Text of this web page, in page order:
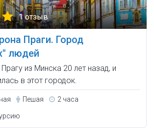
1 отзыв
Праги. Город
людей
из Минска 20 лет назад, и
в этот городок.
Пешая 2 часа